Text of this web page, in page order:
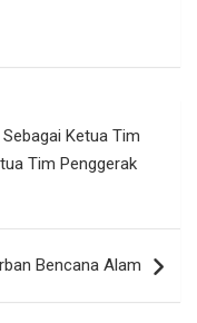
Ketua Tim
Tim Penggerak
Bencana Alam